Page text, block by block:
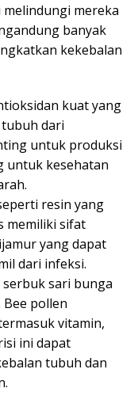
mereka
banyak
kekebalan
kuat yang
dari
untuk produksi
untuk kesehatan
resin yang
memiliki sifat
yang dapat
dari infeksi.
serbuk sari bunga
pollen
vitamin,
ini dapat
tubuh dan